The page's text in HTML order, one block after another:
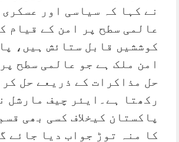
نے کہا کہ سیاسی اور
عالمی سطح پر امن کے قیام
کوششیں قابل ستائش ہیں،
امن ملک ہے جو عالمی سطح
حل مذاکرات کے ذریعے حل
رکھتا ہے۔ایئر چیف مارشل
پاکستان کیخلاف کسی بھی
کا منہ توڑ جواب دیا جائے